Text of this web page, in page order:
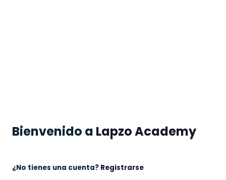
Bienvenido a Lapzo Academy
¿No tienes una cuenta? Registrarse